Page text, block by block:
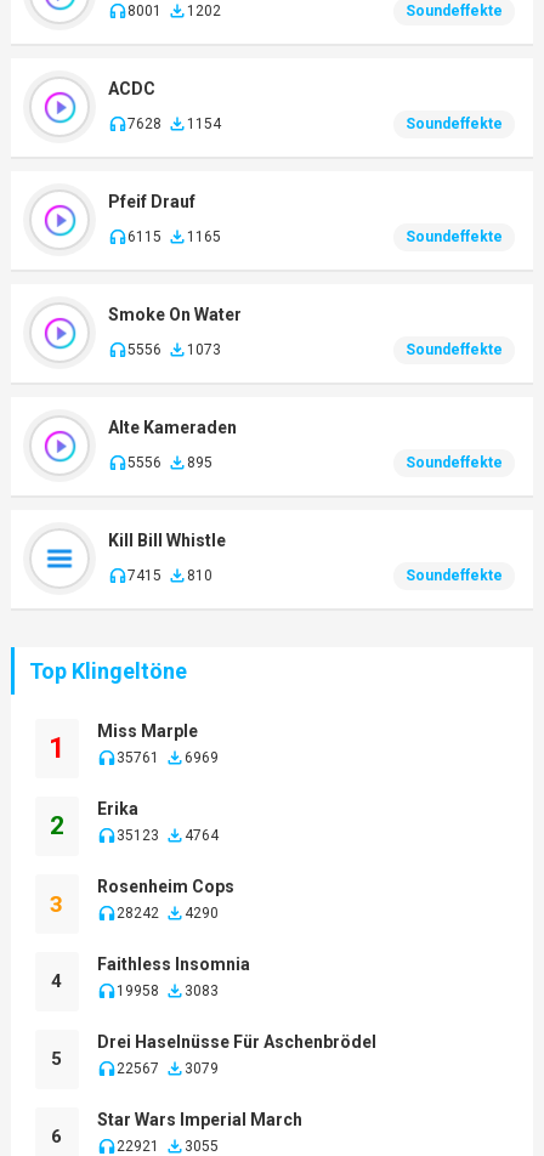
8001 1202 Soundeffekte
ACDC
7628 1154 Soundeffekte
Pfeif Drauf
6115 1165 Soundeffekte
Smoke On Water
5556 1073 Soundeffekte
Alte Kameraden
5556 895 Soundeffekte
Kill Bill Whistle
7415 810 Soundeffekte
Top Klingeltöne
1
Miss Marple
35761 6969
2
Erika
35123 4764
3
Rosenheim Cops
28242 4290
4
Faithless Insomnia
19958 3083
5
Drei Haselnüsse Für Aschenbrödel
22567 3079
6
Star Wars Imperial March
22921 3055